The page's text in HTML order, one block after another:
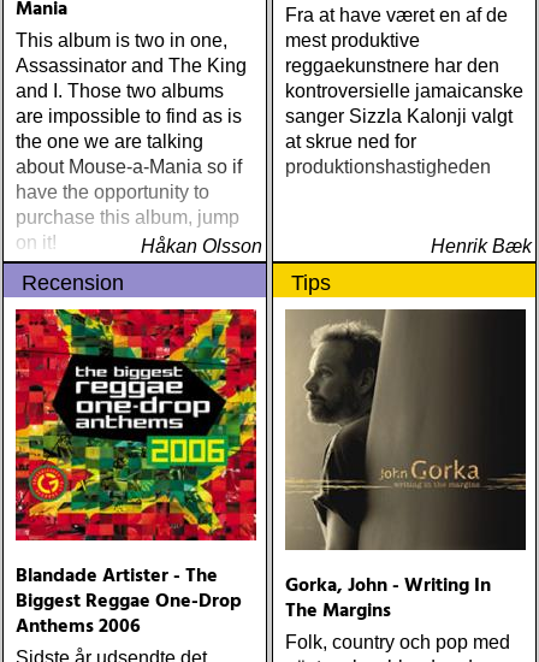
(Rootsy) Chip Taylor Block
Out The Sirens Of This
Lonely World (Trainwreck)
Nick Cave & The Bad
Seeds Push The Sky Away
(Bad Seed) Andi Almqvist
Warsaw Holiday (Rootsy)
Townes Van Zandt
Sunshine Boy: The
Unheard Studio Sessions &
Demos 1971-1972
(Omnivore) Naturligtvis
borde alla årets Rootsy-
plattor vara med på listan,
men jag har istället valt att
bara lista de plattor jag
lyssnat på väsentligt mycket
mer än vad tjänsten kräver
Mania
This album is two in one,
Assassinator and The King
and I. Those two albums
are impossible to find as is
the one we are talking
about Mouse-a-Mania so if
have the opportunity to
purchase this album, jump
on it!
Håkan Olsson
Fra at have været en af de
mest produktive
reggaekunstnere har den
kontroversielle jamaicanske
sanger Sizzla Kalonji valgt
at skrue ned for
produktionshastigheden
Henrik Bæk
Recension
Blandade Artister - The
Biggest Reggae One-Drop
Anthems 2006
Sidste år udsendte det
Tips
Gorka, John - Writing In
The Margins
Folk, country och pop med